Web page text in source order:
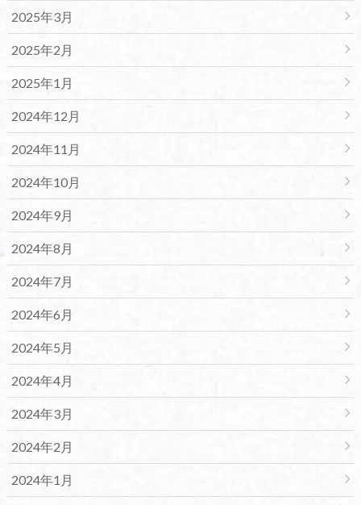
2025年3月
2025年2月
2025年1月
2024年12月
2024年11月
2024年10月
2024年9月
2024年8月
2024年7月
2024年6月
2024年5月
2024年4月
2024年3月
2024年2月
2024年1月